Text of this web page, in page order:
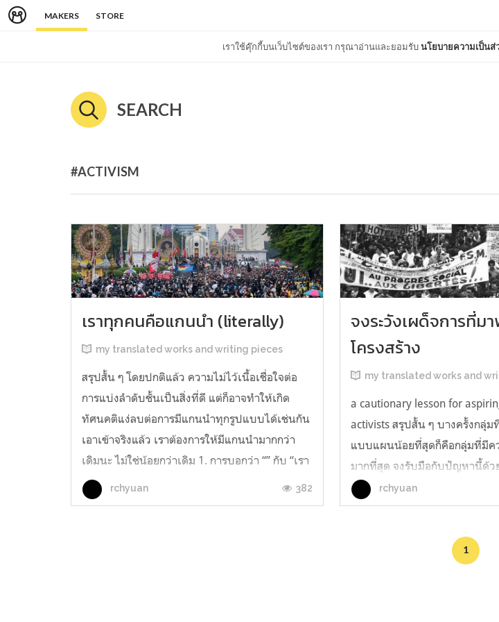
MAKERS STORE
เราใช้คุ๊กกี้บนเว็บไซต์ของเรา กรุณาอ่านและยอมรับนโยบายความเป็นส่
SEARCH
#ACTIVISM
เราทุกคนคือแกนนำ (literally)
my translated works and writing pieces
สรุปสั้น ๆ โดยปกติแล้ว ความไม่ไว้เนื้อเชื่อใจต่อ
การแบ่งลำดับชั้นเป็นสิ่งที่ดี แต่ก็อาจทำให้เกิด
ทัศนคติแง่ลบต่อการมีแกนนำทุกรูปแบบได้เช่นกัน
เอาเข้าจริงแล้ว เราต้องการให้มีแกนนำมากกว่า
เดิมนะ ไม่ใช่น้อยกว่าเดิม 1. การบอกว่า “” กับ “เรา
ทุกคนคือแกนนำ มองแวบแรก คำกล่าวสองข้อนี้ดู
เหมือนจะเป็นการพูดถึงสิ่ง...
rchyuan 382
จงระวังเผด็จการที่มา
โครงสร้าง
my translated works and
a cautionary lesson for
activists สรุปสั้น ๆ บางครั้งกลุ่ม
แบบแผนน้อยที่สุดก็คือกลุ่มที่มีค
มากที่สุด จงรับมือกับปัญหานี้ด้ว
กลุ่มยึดหลักภาระรับผิดชอบ
เคยไหม เวลานั่งเปื่อยในการปร
rchyuan
1